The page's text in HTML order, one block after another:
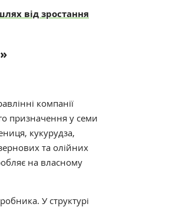
від зростання
компанії
призначення у семи
кукурудза,
та олійних
на власному
У структурі